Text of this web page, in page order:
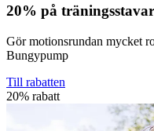
20% på
Gör motionsrundan mycket
Bungypump
Till rabatten
20% rabatt